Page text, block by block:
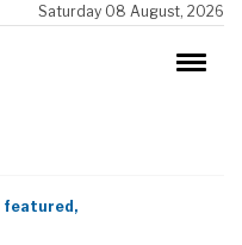
Saturday 08 August, 2026
featured,